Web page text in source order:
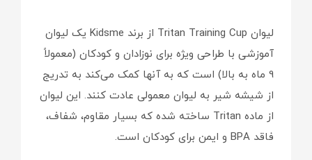
لیوان Tritan Training Cup از برند Kidsme یک لیوان
آموزشی با طراحی ویژه برای نوزادان و کودکان (معمولاً
9 ماه به بالا) است که به آنها کمک می‌کند به تدریج
از شیشه شیر به لیوان معمولی عادت کنند. این لیوان
از ماده Tritan ساخته شده که بسیار مقاوم، شفاف،
فاقد BPA و ایمن برای کودکان است.